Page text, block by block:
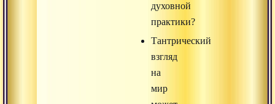
духовной
практики?
Тантрический
взгляд
на
мир